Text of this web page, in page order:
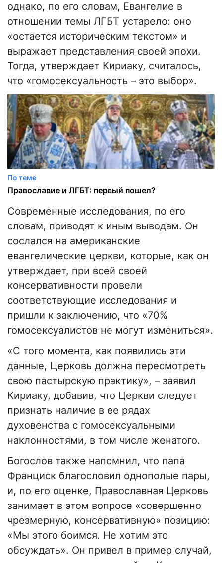
однако, по его словам, Евангелие в
отношении темы ЛГБТ устарело: оно
«остается историческим текстом» и
выражает представления своей эпохи.
Тогда, утверждает Кириаку, считалось,
что «гомосексуальность – это выбор».
По теме
Православие и ЛГБТ: первый пошел?
Современные исследования, по его
словам, приводят к иным выводам. Он
сослался на американские
евангелические церкви, которые, как он
утверждает, при всей своей
консервативности провели
соответствующие исследования и
пришли к заключению, что «70%
гомосексуалистов не могут измениться».
«С того момента, как появились эти
данные, Церковь должна пересмотреть
свою пастырскую практику», – заявил
Кириаку, добавив, что Церкви следует
признать наличие в ее рядах
духовенства с гомосексуальными
наклонностями, в том числе женатого.
Богослов также напомнил, что папа
Франциск благословил однополые пары,
и, по его оценке, Православная Церковь
занимает в этом вопросе «совершенно
чрезмерную, консервативную» позицию:
«Мы этого боимся. Не хотим это
обсуждать». Он привел в пример случай,